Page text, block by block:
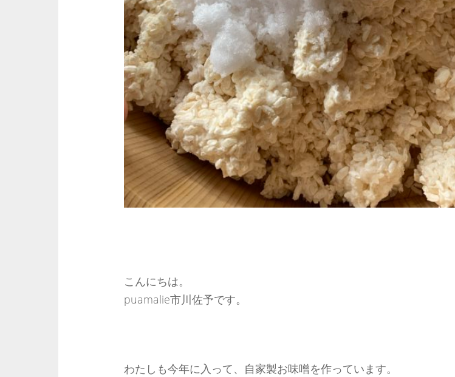
こんにちは。
puamalie市川佐予です。
わたしも今年に入って、自家製お味噌を作っています。